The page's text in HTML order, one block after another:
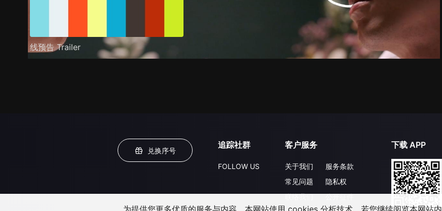
线预告 Trailer
兑换序号
追踪社群
FOLLOW US
客户服务
关于我们
常见问题
联络我们
服务条款
隐私权
公开征件
下载 APP
为提供您更多优质的服务与内容，本网站使用 cookies 分析技术。若您继续阅览本网站内